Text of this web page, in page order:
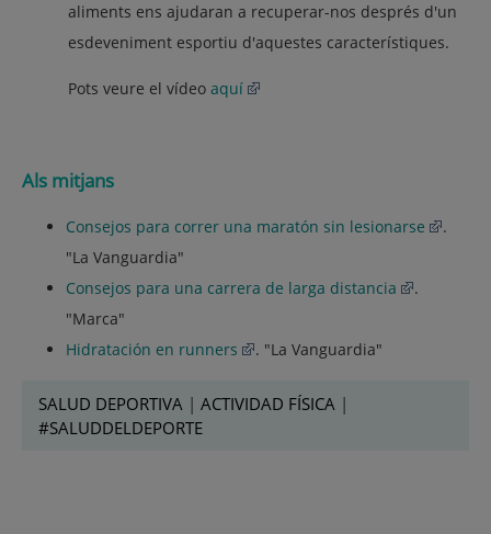
aliments ens ajudaran a recuperar-nos després d'un
esdeveniment esportiu d'aquestes característiques.
Pots veure el vídeo aquí
Als mitjans
Consejos para correr una maratón sin lesionarse
.
"La Vanguardia"
Consejos para una carrera de larga distancia
.
"Marca"
Hidratación en runners
. "La Vanguardia"
SALUD DEPORTIVA | ACTIVIDAD FÍSICA |
#SALUDDELDEPORTE